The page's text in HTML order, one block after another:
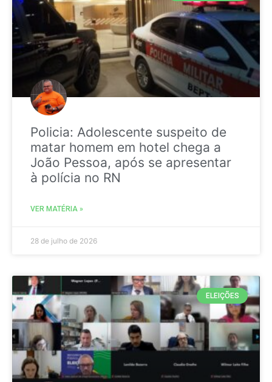
Policia: Adolescente suspeito de
matar homem em hotel chega a
João Pessoa, após se apresentar
à polícia no RN
VER MATÉRIA »
28 de julho de 2026
ELEIÇÕES